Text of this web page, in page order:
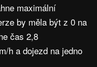
maximální
by měla být z 0 na
čas 2,8
h a dojezd na jedno